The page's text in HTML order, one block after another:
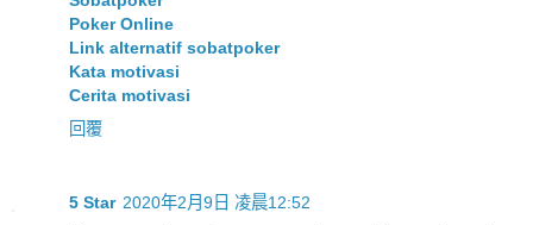
Poker Online
Link alternatif sobatpoker
Kata motivasi
Cerita motivasi
回覆
5 Star 2020年2月9日 凌晨12:52